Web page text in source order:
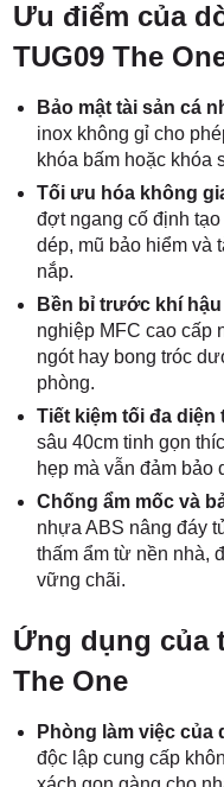
Ưu điểm của
TUG09 The
Bảo mật tài sản cá
inox không gỉ cho
khóa bấm hoặc khóa
Tối ưu hóa không
đợt ngang cố định
dép, mũ bảo hiểm và
nắp.
Bền bỉ trước khí
nghiệp MFC cao cấp
ngót hay bong tróc
phòng.
Tiết kiệm tối đa diện
sâu 40cm tinh gọn
hẹp mà vẫn đảm
Chống ẩm mốc và
nhựa ABS nâng đáy
thấm ẩm từ nền nhà,
vững chãi.
Ứng dụng của
The One
Phòng làm việc của
độc lập cung cấp